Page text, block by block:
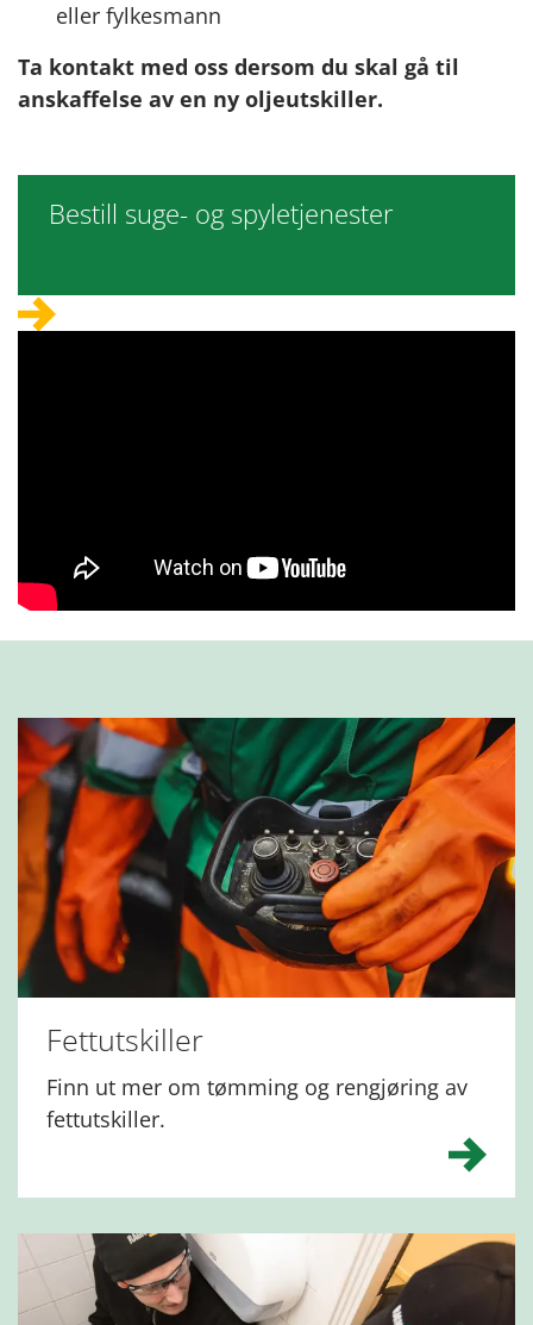
eller fylkesmann
Ta kontakt med oss dersom du skal gå til
anskaffelse av en ny oljeutskiller.
Bestill suge- og spyletjenester
Fettutskiller
Finn ut mer om tømming og rengjøring av
fettutskiller.